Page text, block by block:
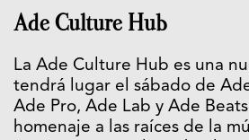
Ade Culture Hub
La Ade Culture Hub es una
tendrá lugar el sábado de
Ade Pro, Ade Lab y Ade
homenaje a las raíces de la